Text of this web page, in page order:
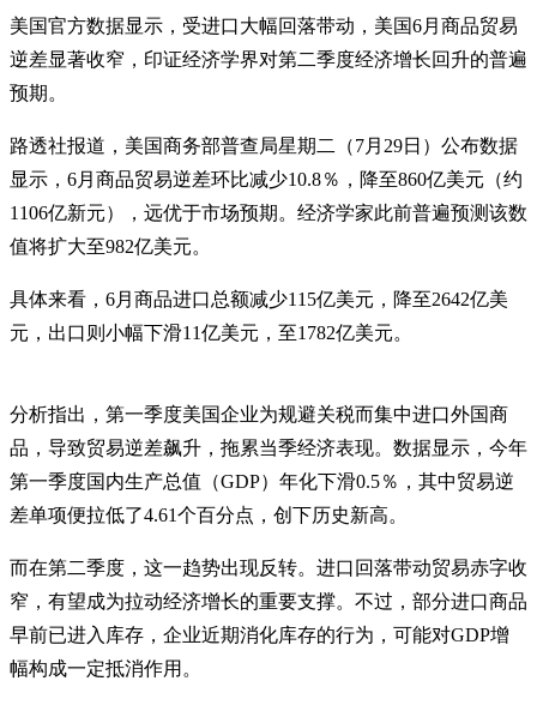
美国官方数据显示，受进口大幅回落带动，美国6月商品贸易
逆差显著收窄，印证经济学界对第二季度经济增长回升的普遍
预期。
路透社报道，美国商务部普查局星期二（7月29日）公布数据
显示，6月商品贸易逆差环比减少10.8％，降至860亿美元（约
1106亿新元），远优于市场预期。经济学家此前普遍预测该数
值将扩大至982亿美元。
具体来看，6月商品进口总额减少115亿美元，降至2642亿美
元，出口则小幅下滑11亿美元，至1782亿美元。
分析指出，第一季度美国企业为规避关税而集中进口外国商
品，导致贸易逆差飙升，拖累当季经济表现。数据显示，今年
第一季度国内生产总值（GDP）年化下滑0.5％，其中贸易逆
差单项便拉低了4.61个百分点，创下历史新高。
而在第二季度，这一趋势出现反转。进口回落带动贸易赤字收
窄，有望成为拉动经济增长的重要支撑。不过，部分进口商品
早前已进入库存，企业近期消化库存的行为，可能对GDP增
幅构成一定抵消作用。